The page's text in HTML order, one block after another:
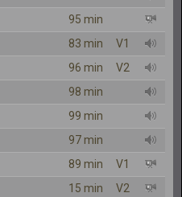
95 min
83 min
V1
96 min
V2
98 min
99 min
97 min
89 min
V1
15 min
V2